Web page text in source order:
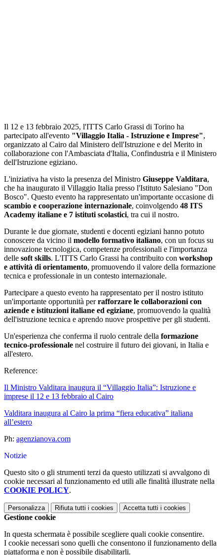
Il 12 e 13 febbraio 2025, l'ITTS Carlo Grassi di Torino ha
partecipato all'evento "Villaggio Italia - Istruzione e Imprese",
organizzato al Cairo dal Ministero dell'Istruzione e del Merito in
collaborazione con l'Ambasciata d'Italia, Confindustria e il Ministero
dell'Istruzione egiziano.
L'iniziativa ha visto la presenza del Ministro Giuseppe Valditara,
che ha inaugurato il Villaggio Italia presso l'Istituto Salesiano "Don
Bosco". Questo evento ha rappresentato un'importante occasione di
scambio e cooperazione internazionale, coinvolgendo 48 ITS
Academy italiane e 7 istituti scolastici, tra cui il nostro.
Durante le due giornate, studenti e docenti egiziani hanno potuto
conoscere da vicino il modello formativo italiano, con un focus su
innovazione tecnologica, competenze professionali e l'importanza
delle soft skills. L'ITTS Carlo Grassi ha contribuito con workshop
e attività di orientamento, promuovendo il valore della formazione
tecnica e professionale in un contesto internazionale.
Partecipare a questo evento ha rappresentato per il nostro istituto
un'importante opportunità perrafforzare le collaborazioni con
aziende e istituzioni italiane ed egiziane, promuovendo la qualità
dell'istruzione tecnica e aprendo nuove prospettive per gli studenti.
Un'esperienza che conferma il ruolo centrale della formazione
tecnico-professionale nel costruire il futuro dei giovani, in Italia e
all'estero.
Reference:
Il Ministro Valditara inaugura il “Villaggio Italia”: Istruzione e
imprese il 12 e 13 febbraio al Cairo
Valditara inaugura al Cairo la prima “fiera educativa” italiana
all’estero
Ph: agenzianova.com
Notizie
Questo sito o gli strumenti terzi da questo utilizzati si avvalgono di
cookie necessari al funzionamento ed utili alle finalità illustrate nella
COOKIE POLICY.
Personalizza Rifiuta tutti i cookies Accetta tutti i cookies
Gestione cookie
In questa schermata è possibile scegliere quali cookie consentire.
I cookie necessari sono quelli che consentono il funzionamento della
piattaforma e non è possibile disabilitarli.